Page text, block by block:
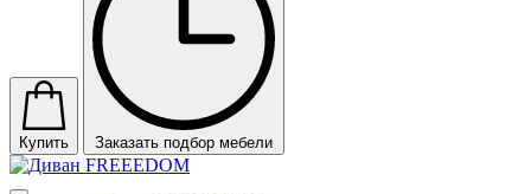
Купить Заказать подбор мебели